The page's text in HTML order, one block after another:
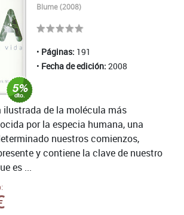
Blume (2008)
Páginas: 191
Fecha de edición: 2008
ilustrada de la molécula más
por la especia humana, una
nuestros comienzos,
y contiene la clave de nuestro
es ...